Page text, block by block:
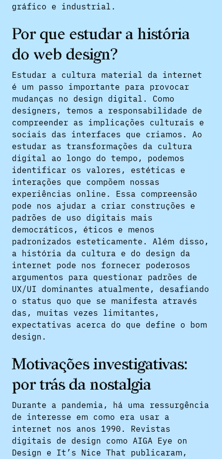
gráfico e industrial.
Por que estudar a história
do web design?
Estudar a cultura material da internet
é um passo importante para provocar
mudanças no design digital. Como
designers, temos a responsabilidade de
compreender as implicações culturais e
sociais das interfaces que criamos. Ao
estudar as transformações da cultura
digital ao longo do tempo, podemos
identificar os valores, estéticas e
interações que compõem nossas
experiências online. Essa compreensão
pode nos ajudar a criar construções e
padrões de uso digitais mais
democráticos, éticos e menos
padronizados esteticamente. Além disso,
a história da cultura e do design da
internet pode nos fornecer poderosos
argumentos para questionar padrões de
UX/UI dominantes atualmente, desafiando
o status quo que se manifesta através
das, muitas vezes limitantes,
expectativas acerca do que define o bom
design.
Motivações investigativas:
por trás da nostalgia
Durante a pandemia, há uma ressurgência
de interesse em como era usar a
internet nos anos 1990. Revistas
digitais de design como AIGA Eye on
Design e It’s Nice That publicaram,